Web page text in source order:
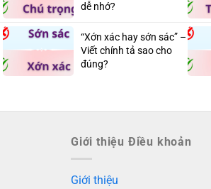
dễ nhớ?
“Xớn xác hay sớn sác” –
Viết chính tả sao cho
đúng?
Giới thiệu Điều khoản
Giới thiệu